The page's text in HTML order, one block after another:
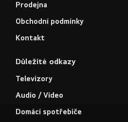
Prodejna
Obchodní podmínky
Kontakt
Důležité odkazy
Televizory
Audio / Video
Domácí spotřebiče